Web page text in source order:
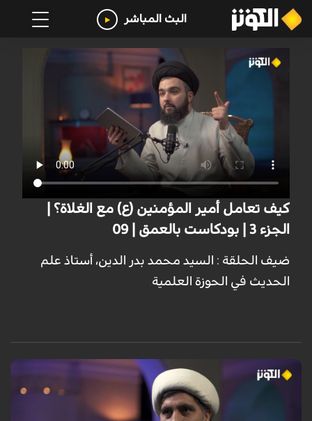
البث المباشر
كيف تعامل أمير المؤمنين (ع) مع الغلاة؟ |
الجزء 3 | بودكاست بالعمق | 09
ضيف الحلقة : السيد محمد بدر الدين، أستاذ علم
الحديث في الحوزة العلمية